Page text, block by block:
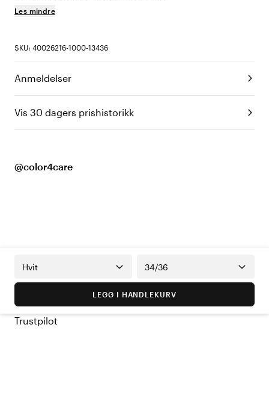
Les mindre
SKU: 40026216-1000-13436
Anmeldelser
Vis 30 dagers prishistorikk
@color4care
Hvit 34/36
LEGG I HANDLEKURV
Trustpilot